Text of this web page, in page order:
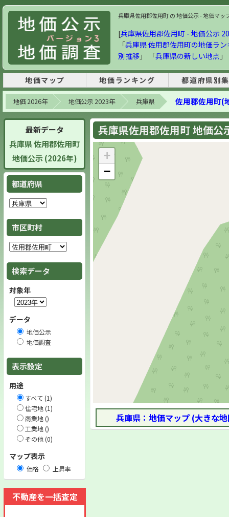
兵庫県佐用郡佐用町 の 地価公示 - 地価マッ
[兵庫県佐用郡佐用町 - 地価公示
「兵庫県 佐用郡佐用町の地価ラ
別推移 」 「兵庫県の新しい地点
地価マップ 地価ランキング 都道府県別
地価 2026年 地価公示 2023年 兵庫県 佐用郡佐用町(
最新データ
兵庫県 佐用郡佐用町
地価公示 (2026年)
都道府県
市区町村
検索データ
対象年
データ
地価公示
地価調査
表示設定
用途
すべて (1)
住宅地 (1)
商業地 ()
工業地 ()
その他 (0)
マップ表示
価格 上昇率
不動産を一括査定
兵庫県佐用郡佐用町 地価
+
−
兵庫県：地価マップ (大きな